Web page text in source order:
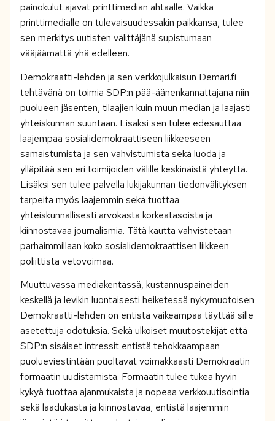
painokulut ajavat printtimedian ahtaalle. Vaikka
printtimedialle on tulevaisuudessakin paikkansa, tulee
sen merkitys uutisten välittäjänä supistumaan
vääjäämättä yhä edelleen.
Demokraatti-lehden ja sen verkkojulkaisun Demari.fi
tehtävänä on toimia SDP:n pää-äänenkannattajana niin
puolueen jäsenten, tilaajien kuin muun median ja laajasti
yhteiskunnan suuntaan. Lisäksi sen tulee edesauttaa
laajempaa sosialidemokraattiseen liikkeeseen
samaistumista ja sen vahvistumista sekä luoda ja
ylläpitää sen eri toimijoiden välille keskinäistä yhteyttä.
Lisäksi sen tulee palvella lukijakunnan tiedonvälityksen
tarpeita myös laajemmin sekä tuottaa
yhteiskunnallisesti arvokasta korkeatasoista ja
kiinnostavaa journalismia. Tätä kautta vahvistetaan
parhaimmillaan koko sosialidemokraattisen liikkeen
poliittista vetovoimaa.
Muuttuvassa mediakentässä, kustannuspaineiden
keskellä ja levikin luontaisesti heiketessä nykymuotoisen
Demokraatti-lehden on entistä vaikeampaa täyttää sille
asetettuja odotuksia. Sekä ulkoiset muutostekijät että
SDP:n sisäiset intressit entistä tehokkaampaan
puolueviestintään puoltavat voimakkaasti Demokraatin
formaatin uudistamista. Formaatin tulee tukea hyvin
kykyä tuottaa ajanmukaista ja nopeaa verkkouutisointia
sekä laadukasta ja kiinnostavaa, entistä laajemmin